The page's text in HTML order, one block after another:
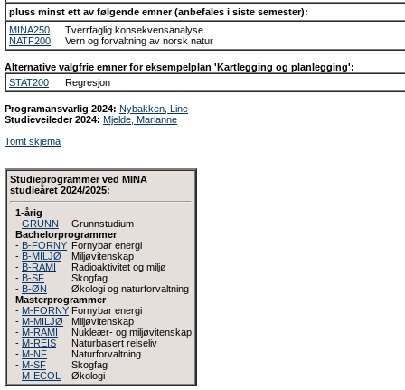
pluss minst ett av følgende emner (anbefales i siste semester):
MINA250
Tverrfaglig konsekvensanalyse
NATF200
Vern og forvaltning av norsk natur
Alternative valgfrie emner for eksempelplan 'Kartlegging og planlegging':
STAT200
Regresjon
Programansvarlig 2024: Nybakken, Line
Studieveileder 2024: Mjelde, Marianne
Tomt skjema
Studieprogrammer ved MINA
studieåret 2024/2025:
1-årig
- GRUNN
Grunnstudium
Bachelorprogrammer
- B-FORNY Fornybar energi
- B-MILJØ
Miljøvitenskap
- B-RAMI
Radioaktivitet og miljø
- B-SF
Skogfag
- B-ØN
Økologi og naturforvaltning
Masterprogrammer
- M-FORNY Fornybar energi
- M-MILJØ
Miljøvitenskap
- M-RAMI
Nukleær- og miljøvitenskap
- M-REIS
Naturbasert reiseliv
- M-NF
Naturforvaltning
- M-SF
Skogfag
- M-ECOL Økologi